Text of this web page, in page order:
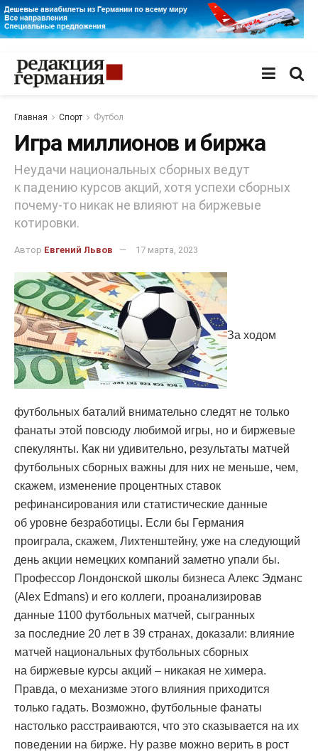
Главная Спорт Футбол
Игра миллионов и биржа
Неудачи национальных сборных ведут
к падению курсов акций, хотя успехи сборных
почему-то никак не влияют на биржевые
котировки.
Автор Евгений Львов 17 марта, 2023
За ходом
футбольных баталий внимательно следят не только
фанаты этой повсюду любимой игры, но и биржевые
спекулянты. Как ни удивительно, результаты матчей
футбольных сборных важны для них не меньше, чем,
скажем, изменение процентных ставок
рефинансирования или статистические данные
об уровне безработицы. Если бы Германия
проиграла, скажем, Лихтенштейну, уже на следующий
день акции немецких компаний заметно упали бы.
Профессор Лондонской школы бизнеса Алекс Эдманс
(Alex Edmans) и его коллеги, проанализировав
данные 1100 футбольных матчей, сыгранных
за последние 20 лет в 39 странах, доказали: влияние
матчей национальных футбольных сборных
на биржевые курсы акций – никакая не химера.
Правда, о механизме этого влияния приходится
только гадать. Возможно, футбольные фанаты
настолько расстраиваются, что это сказывается на их
поведении на бирже. Ну разве можно верить в рост